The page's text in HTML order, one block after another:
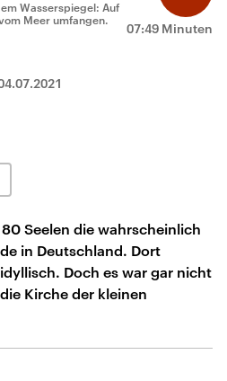
07:49 Minuten
Wasserspiegel: Auf
Meer umfangen.
Seelen die wahrscheinlich
in Deutschland. Dort
Doch es war gar nicht
Kirche der kleinen